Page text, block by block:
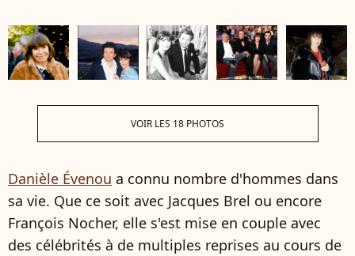
VOIR LES 18 PHOTOS
Danièle Évenou a connu nombre d'hommes dans
sa vie. Que ce soit avec Jacques Brel ou encore
François Nocher, elle s'est mise en couple avec
des célébrités à de multiples reprises au cours de